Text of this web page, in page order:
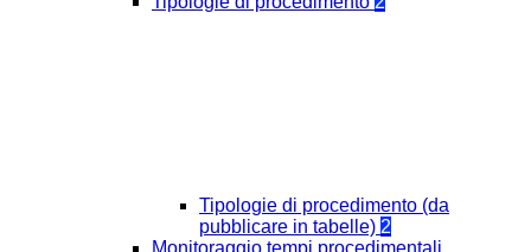
Tipologie di procedimento (da
pubblicare in tabelle) 2